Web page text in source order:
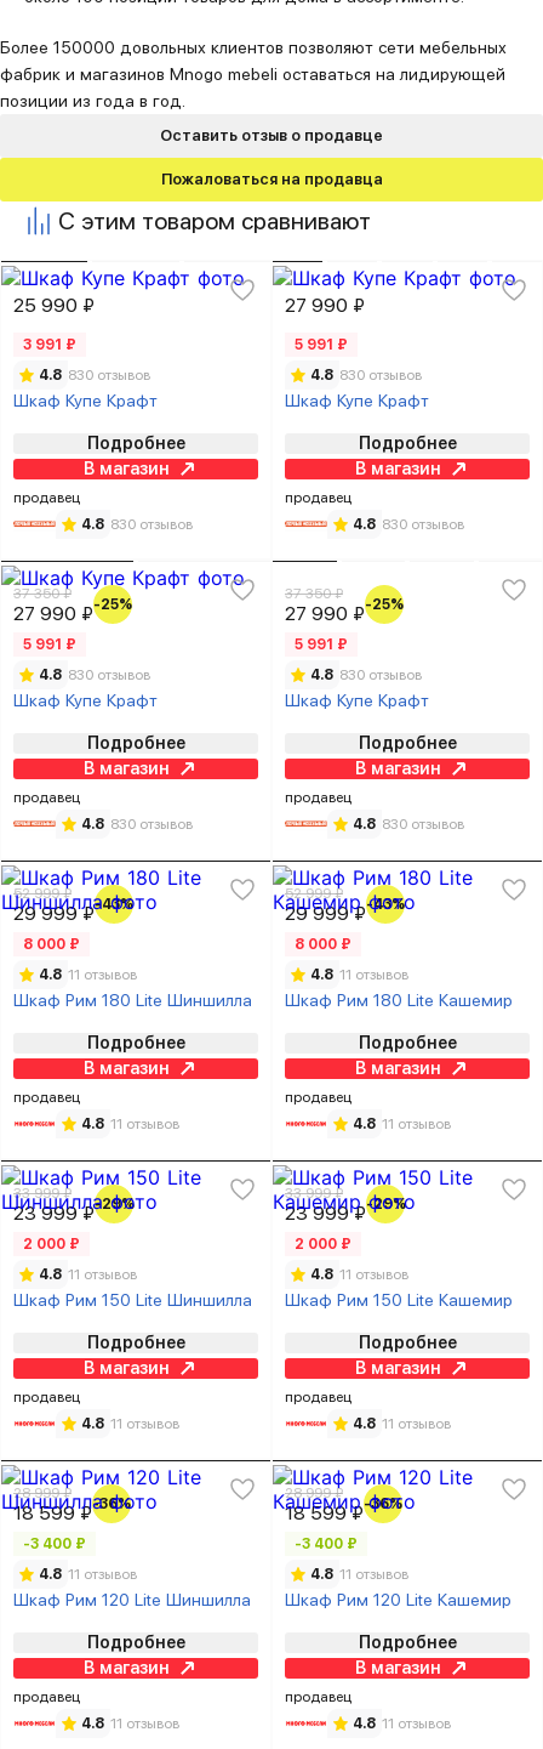
Оставить отзыв о продавце
Пожаловаться на продавца
Более 150000 довольных клиентов позволяют сети мебельных
фабрик и магазинов Mnogo mebeli оставаться на лидирующей
позиции из года в год.
С этим товаром сравнивают
25 990 ₽
3 991 ₽
4.8 830 отзывов
Шкаф Купе Крафт
Подробнее
В магазин
продавец
4.8 830 отзывов
27 990 ₽
5 991 ₽
4.8 830 отзывов
Шкаф Купе Крафт
Подробнее
В магазин
продавец
4.8 830 отзывов
37 350 ₽
27 990 ₽-25%
5 991 ₽
4.8 830 отзывов
Шкаф Купе Крафт
Подробнее
В магазин
продавец
4.8 830 отзывов
37 350 ₽
27 990 ₽-25%
5 991 ₽
4.8 830 отзывов
Шкаф Купе Крафт
Подробнее
В магазин
продавец
4.8 830 отзывов
52 999 ₽
29 999 ₽-43%
8 000 ₽
4.8 11 отзывов
Шкаф Рим 180 Lite Шиншилла
Подробнее
В магазин
продавец
4.8 11 отзывов
52 999 ₽
29 999 ₽-43%
8 000 ₽
4.8 11 отзывов
Шкаф Рим 180 Lite Кашемир
Подробнее
В магазин
продавец
4.8 11 отзывов
33 999 ₽
23 999 ₽-29%
2 000 ₽
4.8 11 отзывов
Шкаф Рим 150 Lite Шиншилла
Подробнее
В магазин
продавец
4.8 11 отзывов
33 999 ₽
23 999 ₽-29%
2 000 ₽
4.8 11 отзывов
Шкаф Рим 150 Lite Кашемир
Подробнее
В магазин
продавец
4.8 11 отзывов
28 999 ₽
18 599 ₽-36%
-3 400 ₽
4.8 11 отзывов
Шкаф Рим 120 Lite Шиншилла
Подробнее
В магазин
продавец
4.8 11 отзывов
28 999 ₽
18 599 ₽-36%
-3 400 ₽
4.8 11 отзывов
Шкаф Рим 120 Lite Кашемир
Подробнее
В магазин
продавец
4.8 11 отзывов